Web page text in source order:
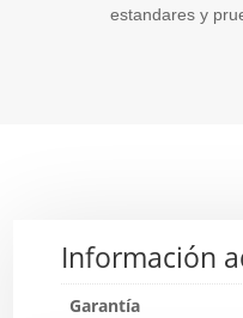
estandares y
Información
Garantía